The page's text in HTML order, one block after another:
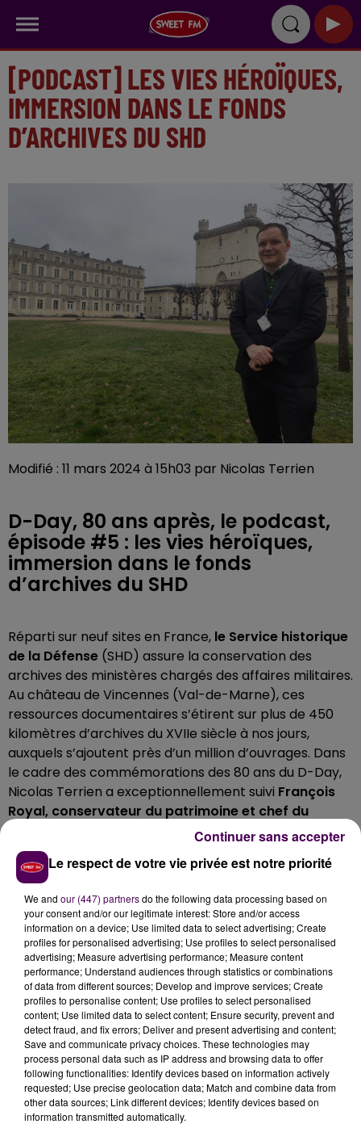
[PODCAST] LES VIES HÉROÏQUES,
IMMERSION DANS LE FONDS
D’ARCHIVES DU SHD
Modifié : 11 mars 2024 à 15h03 par Nicolas Terrien
D-Day, 80 ans après, le podcast,
épisode #5 : les vies héroïques,
immersion dans le fonds
d’archives du SHD
Réparti sur neuf sites en France, le Service historique
de la Défense (SHD) assure la conservation des
archives des ministères chargés des affaires militaires.
Au château de Vincennes (Val-de-Marne), ces
ressources documentaires s’étirent sur plus de 450
kilomètres d’archives du XVIIe siècle à nos jours,
auxquels s’ajoutent près d’un million d’ouvrages. Dans
le cadre des commémorations des 80 ans du D-Day,
Nicolas Terrien a exceptionnellement suivi François
Royal, conservateur du patrimoine et chef du
département du fonds d’archives, entre ces
interminables rayonnages où chaque dossier de
combattant entreposé représente une part de la
mémoire de la nation.
Le respect de votre vie privée est notre priorité
We and our (447) partnersdo the following data processing based on
your consent and/or our legitimate interest: Store and/or access
information on a device; Use limited data to select advertising; Create
profiles for personalised advertising; Use profiles to select personalised
advertising; Measure advertising performance; Measure content
performance; Understand audiences through statistics or combinations
of data from different sources; Develop and improve services; Create
profiles to personalise content; Use profiles to select personalised
content; Use limited data to select content; Ensure security, prevent and
detect fraud, and fix errors; Deliver and present advertising and content;
Save and communicate privacy choices. These technologies may
process personal data such as IP address and browsing data to offer
following functionalities: Identify devices based on information actively
requested; Use precise geolocation data; Match and combine data from
other data sources; Link different devices; Identify devices based on
information transmitted automatically.
Continuer sans accepter